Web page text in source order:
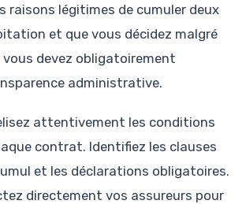
raisons légitimes de cumuler deux
et que vous décidez malgré
devez obligatoirement
administrative.
attentivement les conditions
contrat. Identifiez les clauses
et les déclarations obligatoires.
directement vos assureurs pour